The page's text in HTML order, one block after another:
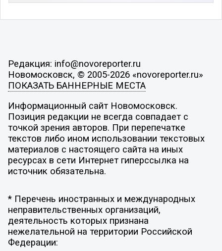
Редакция: info@novoreporter.ru
Новомосковск, © 2005-2026 «novoreporter.ru»
ПОКАЗАТЬ БАННЕРНЫЕ МЕСТА
Информационный сайт Новомосковск.
Позиция редакции не всегда совпадает с
точкой зрения авторов. При перепечатке
текстов либо ином использовании текстовых
материалов с настоящего сайта на иных
ресурсах в сети Интернет гиперссылка на
источник обязательна.
* Перечень иностранных и международных
неправительственных организаций,
деятельность которых признана
нежелательной на территории Российской
Федерации: